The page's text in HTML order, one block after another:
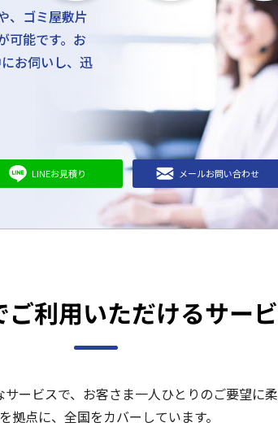
、ゴミ屋敷片
可能です。お
お伺いし、迅
LINEお見積り メールお問い合わせ
ご利用いただけるサー
ービスで、お客さま一人ひとりのご要望に
拠点に、全国をカバーしています。